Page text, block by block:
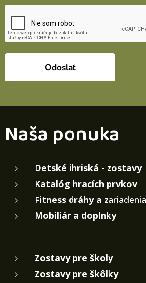
Odoslať
Naša ponuka
Detské ihriská - zostavy
Katalóg hracích prvkov
Fitness dráhy a zariadenia
Mobiliár a doplnky
Zostavy pre školy
Zostavy pre škôlky